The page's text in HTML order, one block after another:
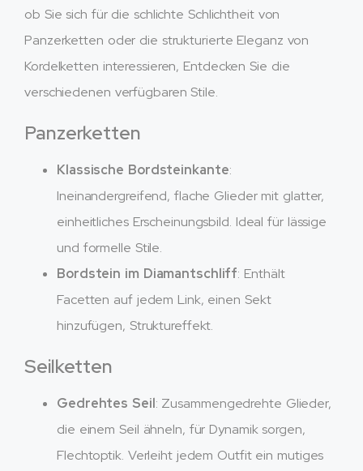
ob Sie sich für die schlichte Schlichtheit von
Panzerketten oder die strukturierte Eleganz von
Kordelketten interessieren, Entdecken Sie die
verschiedenen verfügbaren Stile.
Panzerketten
Klassische Bordsteinkante:
Ineinandergreifend, flache Glieder mit glatter,
einheitliches Erscheinungsbild. Ideal für lässige
und formelle Stile.
Bordstein im Diamantschliff: Enthält
Facetten auf jedem Link, einen Sekt
hinzufügen, Struktureffekt.
Seilketten
Gedrehtes Seil: Zusammengedrehte Glieder,
die einem Seil ähneln, für Dynamik sorgen,
Flechtoptik. Verleiht jedem Outfit ein mutiges